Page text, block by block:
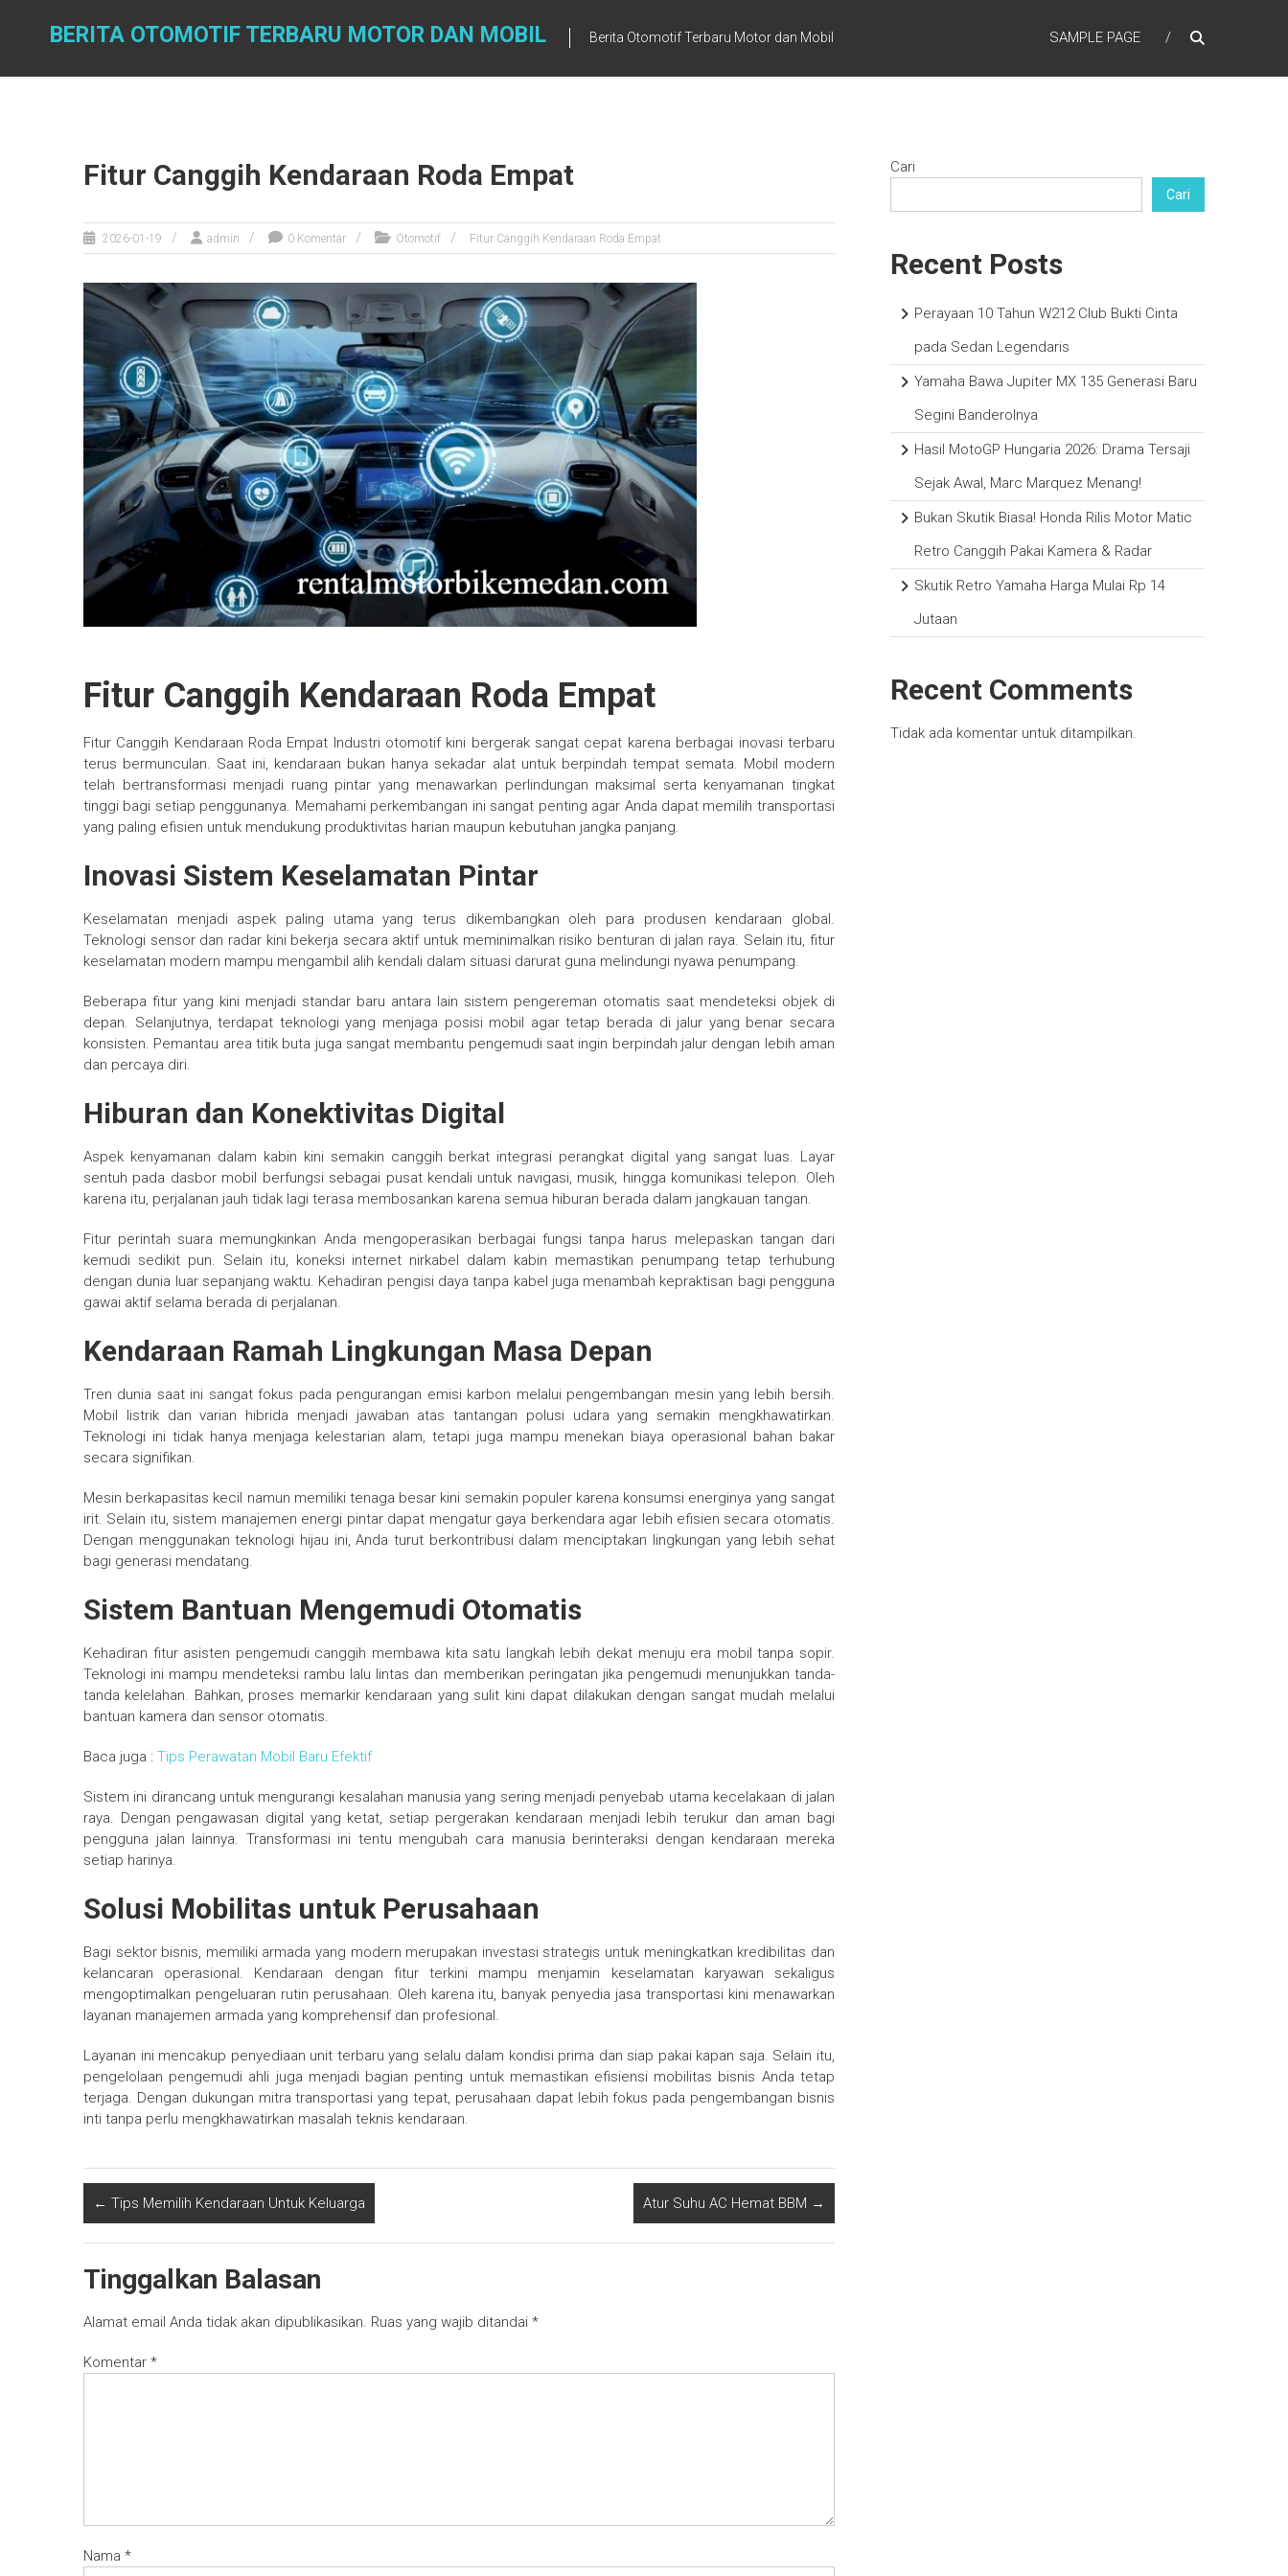
BERITA OTOMOTIF TERBARU MOTOR DAN MOBIL Berita Otomotif Terbaru Motor dan Mobil SAMPLE PAGE
Fitur Canggih Kendaraan Roda Empat
2026-01-19 admin 0 Komentar Otomotif Fitur Canggih Kendaraan Roda Empat
Fitur Canggih Kendaraan Roda Empat
Fitur Canggih Kendaraan Roda Empat Industri otomotif kini bergerak sangat cepat karena berbagai inovasi terbaru
terus bermunculan. Saat ini, kendaraan bukan hanya sekadar alat untuk berpindah tempat semata. Mobil modern
telah bertransformasi menjadi ruang pintar yang menawarkan perlindungan maksimal serta kenyamanan tingkat
tinggi bagi setiap penggunanya. Memahami perkembangan ini sangat penting agar Anda dapat memilih transportasi
yang paling efisien untuk mendukung produktivitas harian maupun kebutuhan jangka panjang.
Inovasi Sistem Keselamatan Pintar
Keselamatan menjadi aspek paling utama yang terus dikembangkan oleh para produsen kendaraan global.
Teknologi sensor dan radar kini bekerja secara aktif untuk meminimalkan risiko benturan di jalan raya. Selain itu, fitur
keselamatan modern mampu mengambil alih kendali dalam situasi darurat guna melindungi nyawa penumpang.
Beberapa fitur yang kini menjadi standar baru antara lain sistem pengereman otomatis saat mendeteksi objek di
depan. Selanjutnya, terdapat teknologi yang menjaga posisi mobil agar tetap berada di jalur yang benar secara
konsisten. Pemantau area titik buta juga sangat membantu pengemudi saat ingin berpindah jalur dengan lebih aman
dan percaya diri.
Hiburan dan Konektivitas Digital
Aspek kenyamanan dalam kabin kini semakin canggih berkat integrasi perangkat digital yang sangat luas. Layar
sentuh pada dasbor mobil berfungsi sebagai pusat kendali untuk navigasi, musik, hingga komunikasi telepon. Oleh
karena itu, perjalanan jauh tidak lagi terasa membosankan karena semua hiburan berada dalam jangkauan tangan.
Fitur perintah suara memungkinkan Anda mengoperasikan berbagai fungsi tanpa harus melepaskan tangan dari
kemudi sedikit pun. Selain itu, koneksi internet nirkabel dalam kabin memastikan penumpang tetap terhubung
dengan dunia luar sepanjang waktu. Kehadiran pengisi daya tanpa kabel juga menambah kepraktisan bagi pengguna
gawai aktif selama berada di perjalanan.
Kendaraan Ramah Lingkungan Masa Depan
Tren dunia saat ini sangat fokus pada pengurangan emisi karbon melalui pengembangan mesin yang lebih bersih.
Mobil listrik dan varian hibrida menjadi jawaban atas tantangan polusi udara yang semakin mengkhawatirkan.
Teknologi ini tidak hanya menjaga kelestarian alam, tetapi juga mampu menekan biaya operasional bahan bakar
secara signifikan.
Mesin berkapasitas kecil namun memiliki tenaga besar kini semakin populer karena konsumsi energinya yang sangat
irit. Selain itu, sistem manajemen energi pintar dapat mengatur gaya berkendara agar lebih efisien secara otomatis.
Dengan menggunakan teknologi hijau ini, Anda turut berkontribusi dalam menciptakan lingkungan yang lebih sehat
bagi generasi mendatang.
Sistem Bantuan Mengemudi Otomatis
Kehadiran fitur asisten pengemudi canggih membawa kita satu langkah lebih dekat menuju era mobil tanpa sopir.
Teknologi ini mampu mendeteksi rambu lalu lintas dan memberikan peringatan jika pengemudi menunjukkan tanda-
tanda kelelahan. Bahkan, proses memarkir kendaraan yang sulit kini dapat dilakukan dengan sangat mudah melalui
bantuan kamera dan sensor otomatis.
Baca juga : Tips Perawatan Mobil Baru Efektif
Sistem ini dirancang untuk mengurangi kesalahan manusia yang sering menjadi penyebab utama kecelakaan di jalan
raya. Dengan pengawasan digital yang ketat, setiap pergerakan kendaraan menjadi lebih terukur dan aman bagi
pengguna jalan lainnya. Transformasi ini tentu mengubah cara manusia berinteraksi dengan kendaraan mereka
setiap harinya.
Solusi Mobilitas untuk Perusahaan
Bagi sektor bisnis, memiliki armada yang modern merupakan investasi strategis untuk meningkatkan kredibilitas dan
kelancaran operasional. Kendaraan dengan fitur terkini mampu menjamin keselamatan karyawan sekaligus
mengoptimalkan pengeluaran rutin perusahaan. Oleh karena itu, banyak penyedia jasa transportasi kini menawarkan
layanan manajemen armada yang komprehensif dan profesional.
Layanan ini mencakup penyediaan unit terbaru yang selalu dalam kondisi prima dan siap pakai kapan saja. Selain itu,
pengelolaan pengemudi ahli juga menjadi bagian penting untuk memastikan efisiensi mobilitas bisnis Anda tetap
terjaga. Dengan dukungan mitra transportasi yang tepat, perusahaan dapat lebih fokus pada pengembangan bisnis
inti tanpa perlu mengkhawatirkan masalah teknis kendaraan.
← Tips Memilih Kendaraan Untuk Keluarga Atur Suhu AC Hemat BBM →
Tinggalkan Balasan
Alamat email Anda tidak akan dipublikasikan. Ruas yang wajib ditandai *
Komentar *
Nama *
Cari
Cari
Recent Posts
Perayaan 10 Tahun W212 Club Bukti Cinta
pada Sedan Legendaris
Yamaha Bawa Jupiter MX 135 Generasi Baru
Segini Banderolnya
Hasil MotoGP Hungaria 2026: Drama Tersaji
Sejak Awal, Marc Marquez Menang!
Bukan Skutik Biasa! Honda Rilis Motor Matic
Retro Canggih Pakai Kamera & Radar
Skutik Retro Yamaha Harga Mulai Rp 14
Jutaan
Recent Comments
Tidak ada komentar untuk ditampilkan.